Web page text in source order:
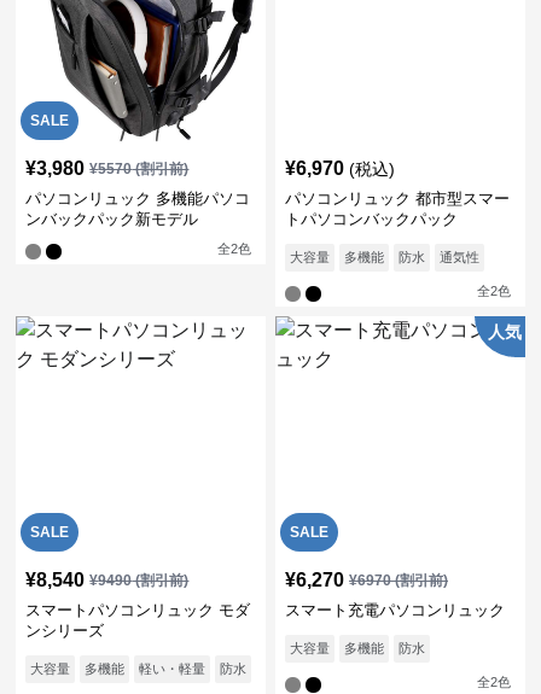
SALE
¥3,980 ¥5570(割引前)
パソコンリュック 多機能パソコ
ンバックパック新モデル
全2色
¥6,970 (税込)
パソコンリュック 都市型スマー
トパソコンバックパック
大容量 多機能 防水 通気性
全2色
SALE
¥8,540 ¥9490(割引前)
スマートパソコンリュック モダ
ンシリーズ
大容量 多機能 軽い・軽量 防水
SALE
人気
¥6,270 ¥6970(割引前)
スマート充電パソコンリュック
大容量 多機能 防水
全2色